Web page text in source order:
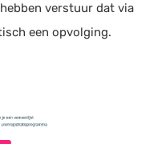
verstuur dat via
een opvolging.